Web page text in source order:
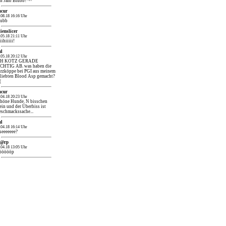
16:16 Uhr
21:11 Uhr
20:12 Uhr
KOTZ GERADE
AB. was haben die
bei PGI aus meinem
Blood Asp gemacht?
20:23 Uhr
Hunde. N bisschen
und der Überbiss ist
16:14 Uhr
13:05 Uhr